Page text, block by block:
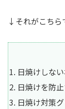
↓それがこちら
日焼けしな
日焼けを防
日焼け対策